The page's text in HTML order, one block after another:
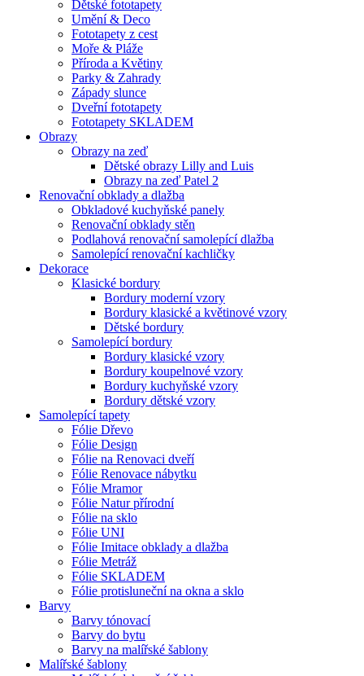
Dětské fototapety
Umění & Deco
Fototapety z cest
Moře & Pláže
Příroda a Květiny
Parky & Zahrady
Západy slunce
Dveřní fototapety
Fototapety SKLADEM
Obrazy
Obrazy na zeď
Dětské obrazy Lilly and Luis
Obrazy na zeď Patel 2
Renovační obklady a dlažba
Obkladové kuchyňské panely
Renovační obklady stěn
Podlahová renovační samolepící dlažba
Samolepící renovační kachličky
Dekorace
Klasické bordury
Bordury moderní vzory
Bordury klasické a květinové vzory
Dětské bordury
Samolepící bordury
Bordury klasické vzory
Bordury koupelnové vzory
Bordury kuchyňské vzory
Bordury dětské vzory
Samolepící tapety
Fólie Dřevo
Fólie Design
Fólie na Renovaci dveří
Fólie Renovace nábytku
Fólie Mramor
Fólie Natur přírodní
Fólie na sklo
Fólie UNI
Fólie Imitace obklady a dlažba
Fólie Metráž
Fólie SKLADEM
Fólie protisluneční na okna a sklo
Barvy
Barvy tónovací
Barvy do bytu
Barvy na malířské šablony
Malířské šablony